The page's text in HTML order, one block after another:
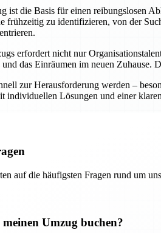
ist die Basis für einen reibungslosen
frühzeitig zu identifizieren, von der
erfordert nicht nur
das Einräumen im neuen
zur Herausforderung werden –
individuellen Lösungen und einer
auf die häufigsten Fragen rund um
Umzug buchen?